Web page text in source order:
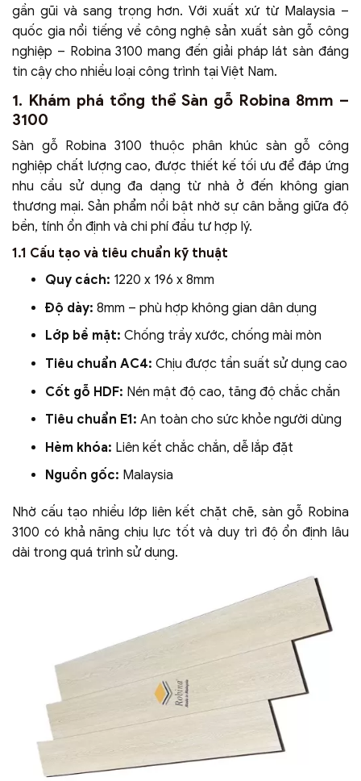
gần gũi và sang trọng hơn. Với xuất xứ từ Malaysia –
quốc gia nổi tiếng về công nghệ sản xuất sàn gỗ công
nghiệp – Robina 3100 mang đến giải pháp lát sàn đáng
tin cậy cho nhiều loại công trình tại Việt Nam.
1. Khám phá tổng thể Sàn gỗ Robina 8mm –
3100
Sàn gỗ Robina 3100 thuộc phân khúc sàn gỗ công
nghiệp chất lượng cao, được thiết kế tối ưu để đáp ứng
nhu cầu sử dụng đa dạng từ nhà ở đến không gian
thương mại. Sản phẩm nổi bật nhờ sự cân bằng giữa độ
bền, tính ổn định và chi phí đầu tư hợp lý.
1.1 Cấu tạo và tiêu chuẩn kỹ thuật
Quy cách: 1220 x 196 x 8mm
Độ dày: 8mm – phù hợp không gian dân dụng
Lớp bề mặt: Chống trầy xước, chống mài mòn
Tiêu chuẩn AC4: Chịu được tần suất sử dụng cao
Cốt gỗ HDF: Nén mật độ cao, tăng độ chắc chắn
Tiêu chuẩn E1: An toàn cho sức khỏe người dùng
Hèm khóa: Liên kết chắc chắn, dễ lắp đặt
Nguồn gốc: Malaysia
Nhờ cấu tạo nhiều lớp liên kết chặt chẽ, sàn gỗ Robina
3100 có khả năng chịu lực tốt và duy trì độ ổn định lâu
dài trong quá trình sử dụng.